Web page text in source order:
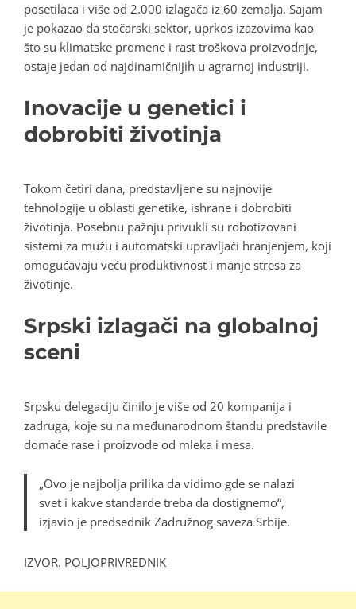
posetilaca i više od 2.000 izlagača iz 60 zemalja. Sajam
je pokazao da stočarski sektor, uprkos izazovima kao
što su klimatske promene i rast troškova proizvodnje,
ostaje jedan od najdinamičnijih u agrarnoj industriji.
Inovacije u genetici i
dobrobiti životinja
Tokom četiri dana, predstavljene su najnovije
tehnologije u oblasti genetike, ishrane i dobrobiti
životinja. Posebnu pažnju privukli su robotizovani
sistemi za mužu i automatski upravljači hranjenjem, koji
omogućavaju veću produktivnost i manje stresa za
životinje.
Srpski izlagači na globalnoj
sceni
Srpsku delegaciju činilo je više od 20 kompanija i
zadruga, koje su na međunarodnom štandu predstavile
domaće rase i proizvode od mleka i mesa.
„Ovo je najbolja prilika da vidimo gde se nalazi
svet i kakve standarde treba da dostignemo“,
izjavio je predsednik Zadružnog saveza Srbije.
IZVOR. POLJOPRIVREDNIK